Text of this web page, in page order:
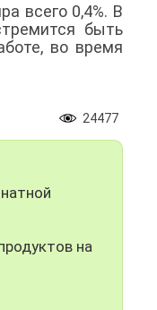
всего 0,4%. В
быть
во время
24477
на